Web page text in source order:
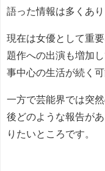
語った情報は多くあり
現在は女優として重
題作への出演も増加
事中心の生活が続く
一方で芸能界では突
後どのような報告が
りたいところです。